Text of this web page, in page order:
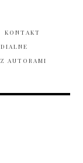
KONTAKT
AUTORAMI